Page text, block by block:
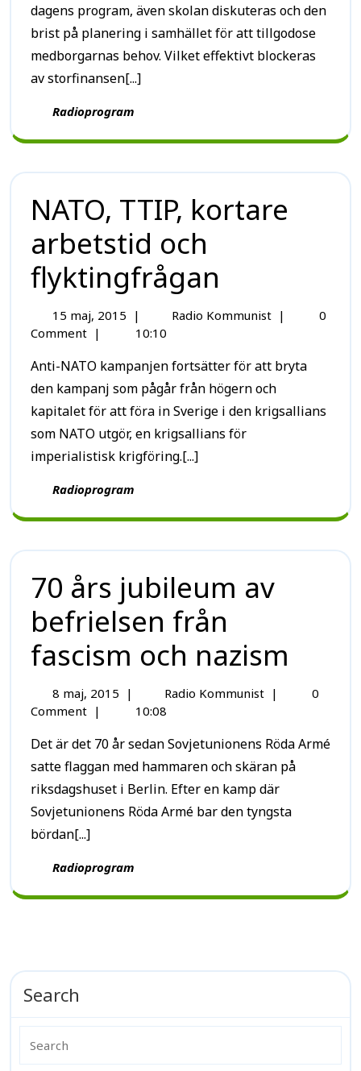
dagens program, även skolan diskuteras och den
brist på planering i samhället för att tillgodose
medborgarnas behov. Vilket effektivt blockeras
av storfinansen[...]
Radioprogram
NATO, TTIP, kortare
arbetstid och
flyktingfrågan
15 maj, 2015 | Radio Kommunist |
0
Comment | 10:10
Anti-NATO kampanjen fortsätter för att bryta
den kampanj som pågår från högern och
kapitalet för att föra in Sverige i den krigsallians
som NATO utgör, en krigsallians för
imperialistisk krigföring.[...]
Radioprogram
70 års jubileum av
befrielsen från
fascism och nazism
8 maj, 2015 | Radio Kommunist |
0
Comment | 10:08
Det är det 70 år sedan Sovjetunionens Röda Armé
satte flaggan med hammaren och skäran på
riksdagshuset i Berlin. Efter en kamp där
Sovjetunionens Röda Armé bar den tyngsta
bördan[...]
Radioprogram
Search